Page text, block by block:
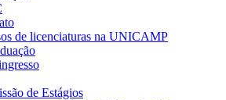
de licenciaturas na UNICAMP
de Estágios